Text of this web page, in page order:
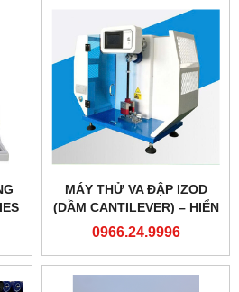
MÁY THỬ VA ĐẬP IZOD
(DẦM CANTILEVER) – HIỂN
THỊ SỐ
0966.24.9996